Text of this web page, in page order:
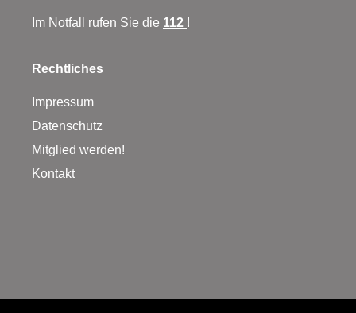
Im Notfall rufen Sie die 112 !
Rechtliches
Impressum
Datenschutz
Mitglied werden!
Kontakt